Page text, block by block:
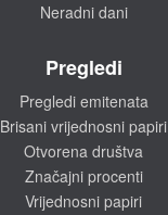
Neradni dani
Pregledi
Pregledi emitenata
Brisani vrijednosni papiri
Otvorena društva
Značajni procenti
Vrijednosni papiri